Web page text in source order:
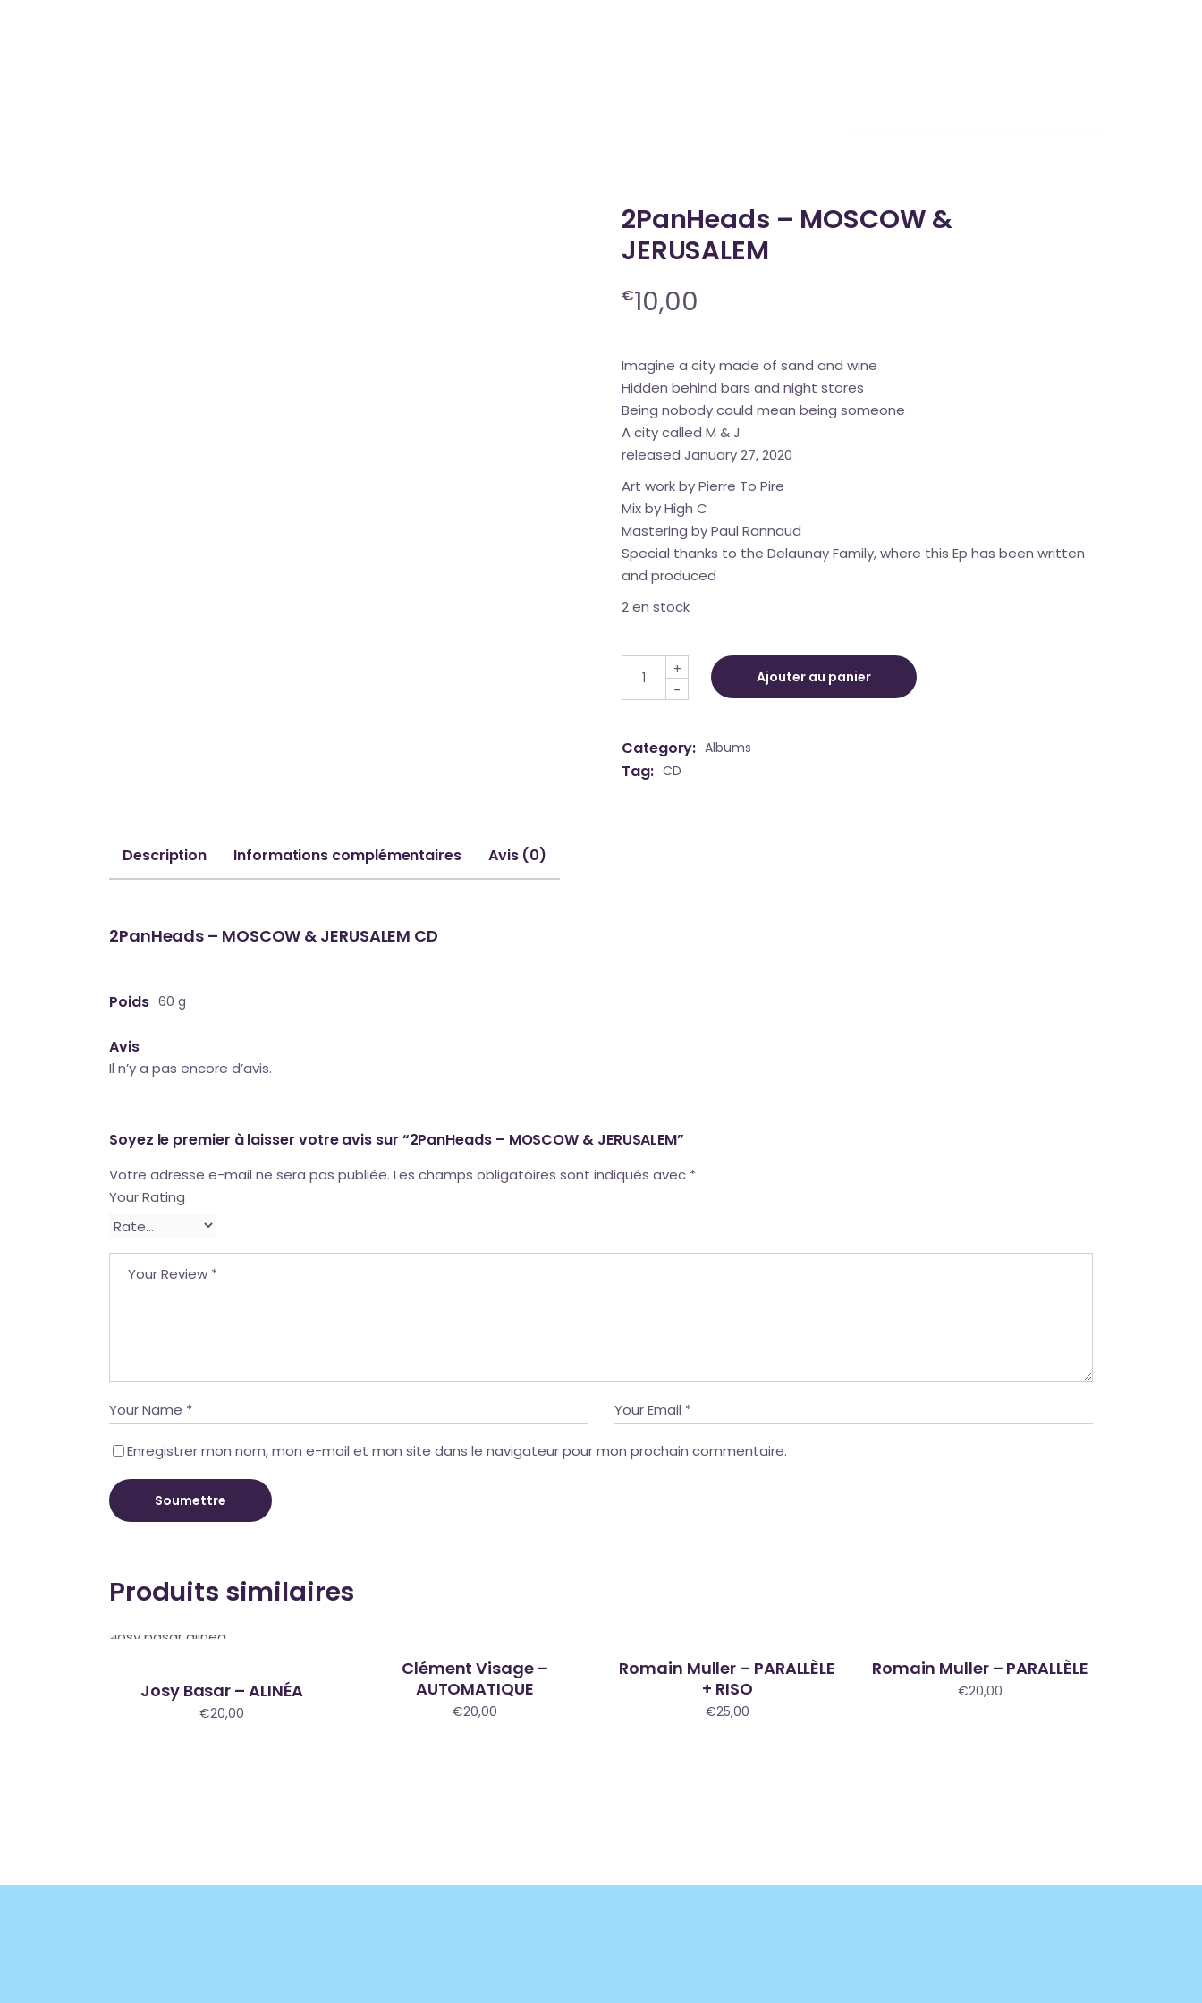
2PanHeads – MOSCOW &
JERUSALEM
€10,00
Imagine a city made of sand and wine
Hidden behind bars and night stores
Being nobody could mean being someone
A city called M & J
released January 27, 2020
Art work by Pierre To Pire
Mix by High C
Mastering by Paul Rannaud
Special thanks to the Delaunay Family, where this Ep has been written
and produced
2 en stock
2PanHeads - MOSCOW & JERUSALEM quantity
-
+ Ajouter au panier
Category: Albums
Tag: CD
Description Informations complémentaires Avis (0)
2PanHeads – MOSCOW & JERUSALEM CD
Poids 60 g
Avis
Il n’y a pas encore d’avis.
Soyez le premier à laisser votre avis sur “2PanHeads – MOSCOW & JERUSALEM”
Votre adresse e-mail ne sera pas publiée. Les champs obligatoires sont indiqués avec *
Your Rating
Enregistrer mon nom, mon e-mail et mon site dans le navigateur pour mon prochain commentaire.
Soumettre
Produits similaires
Josy Basar – ALINÉA
€20,00
Clément Visage –
AUTOMATIQUE
€20,00
Romain Muller – PARALLÈLE
+ RISO
€25,00
Sold Romain Muller – PARALLÈLE
€20,00